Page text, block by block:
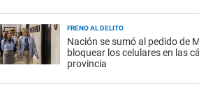
FRENO AL DELITO
Nación se sumó al pedido de
bloquear los celulares en las
provincia